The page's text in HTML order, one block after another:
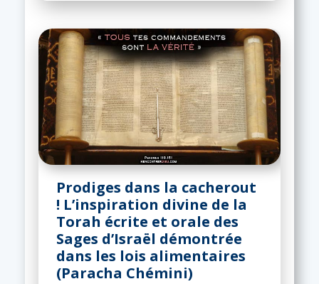
Prodiges dans la cacherout
! L’inspiration divine de la
Torah écrite et orale des
Sages d’Israël démontrée
dans les lois alimentaires
(Paracha Chémini)